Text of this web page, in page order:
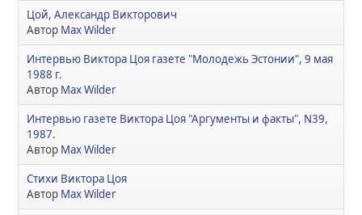
Цой, Александр Викторович
Автор Max Wilder
Интервью Виктора Цоя газете "Молодежь Эстонии", 9 мая
1988 г.
Автор Max Wilder
Интервью газете Виктора Цоя "Аргументы и факты", N39,
1987.
Автор Max Wilder
Стихи Виктора Цоя
Автор Max Wilder